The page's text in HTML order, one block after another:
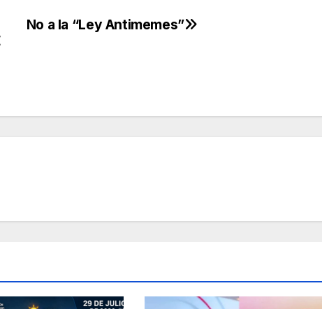
No a la “Ley Antimemes”